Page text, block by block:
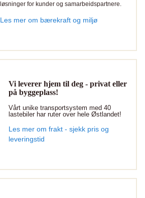
løsninger for kunder og samarbeidspartnere.
Les mer om bærekraft og miljø
Vi leverer hjem til deg - privat eller
på byggeplass!
Vårt unike transportsystem med 40
lastebiler har ruter over hele Østlandet!
Les mer om frakt - sjekk pris og
leveringstid